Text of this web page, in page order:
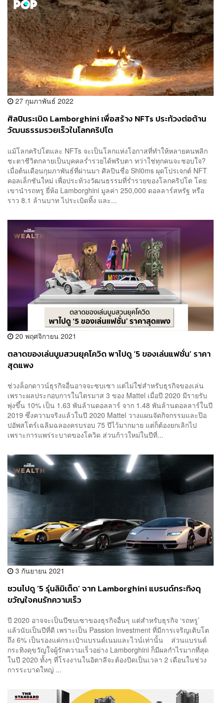
27 กุมภาพันธ์ 2022
ศิลปินระเบิด Lamborghini เพื่อสร้าง NFTs ประท้วงต่อต้าน
วัฒนธรรมรวยเร็วในโลกคริปโต
แม้โลกคริปโตและ NFTs จะเป็นโลกแห่งโอกาสที่ทำให้หลายคนพลิก
ชะตาชีวิตกลายเป็นบุคคลร่ำรวยได้พริบตา ทว่าใช่ทุกคนจะชอบใจ?
เมื่อต้นเดือนกุมภาพันธ์ที่ผ่านมา ศิลปินชื่อ Shl0ms ผุดโปรเจกต์ NFT
คอลเล็กชันใหม่ เพื่อประท้วงวัฒนธรรมที่ร่ำรวยของโลกคริปโต โดย
เขานำรถหรู ยี่ห้อ Lamborghini มูลค่า 250,000 ดอลลาร์สหรัฐ หรือ
ราว 8.1 ล้านบาท ไประเบิดทิ้ง และ...
20 พฤศจิกายน 2021
ตลาดของเล่นบูมสวนยุคโควิด พาไปดู ‘5 ของเล่นแฟชั่น’ ราคา
สุดแพง
ช่วงล็อกดาวน์ธุรกิจอื่นอาจจะซบเซา แต่ไม่ใช่สำหรับธุรกิจของเล่น
เพราะผลประกอบการในไตรมาส 3 ของ Mattel เมื่อปี 2020 มีรายรับ
พุ่งขึ้น 10% เป็น 1.63 พันล้านดอลลาร์ จาก 1.48 พันล้านดอลลาร์ในปี
2019 ซึ่งความจริงแล้วในปี 2020 Mattel วางแผนจัดกิจกรรมและป๊อ
ปอัพสโตร์เฉลิมฉลองครบรอบ 75 ปีไว้มากมาย แต่ก็ต้องยกเลิกไป
เพราะการแพร่ระบาดของโควิด ส่วนก้าวใหม่ในปีที่...
3 กันยายน 2021
ชวนไปดู ‘5 รุ่นลิมิเต็ด’ จาก Lamborghini แบรนด์กระทิงดุ
ขวัญใจคนรักความเร็ว
ปี 2020 อาจจะเป็นปีซบเซาของธุรกิจอื่นๆ แต่สำหรับธุรกิจ ‘รถหรู’
แล้วนับเป็นปีที่ดี เพราะเป็น Passion Investment ที่มีการเจริญเติบโต
ถึง 6% เป็นรองแค่กระเป๋าแบรนด์เนมและไวน์เท่านั้น ส่วนแบรนด์
กระทิงดุขวัญใจผู้รักความเร็วอย่าง Lamborghini ก็มีผลกำไรมากที่สุด
ในปี 2020 ทั้งๆ ที่โรงงานในอิตาลีจะต้องปิดเป็นเวลา 2 เดือนในช่วง
การระบาดใหญ่ ...